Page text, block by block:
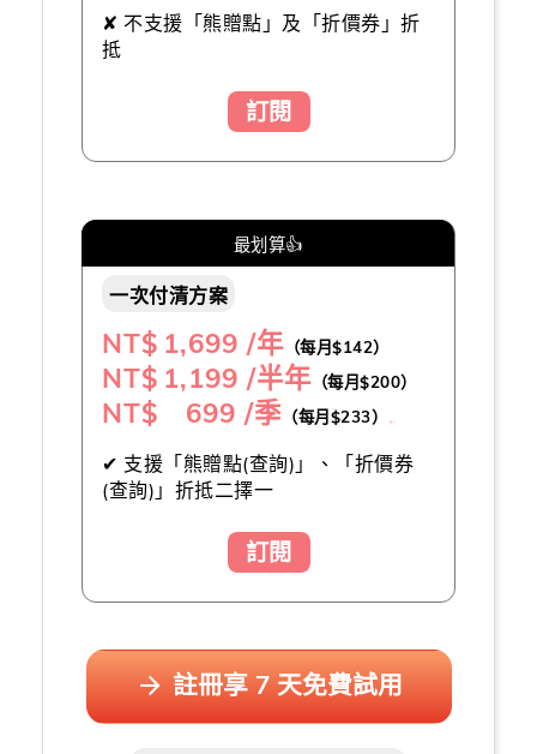
✘ 不支援「熊贈點」及「折價券」折
抵
訂閱
最划算👍
一次付清方案
NT$ 1,699 /年（每月$142）
NT$ 1,199 /半年（每月$200）
NT$ 699 /季 （每月$233）
✔ 支援「熊贈點(查詢)」、「折價券
(查詢)」折抵二擇一
訂閱
註冊享 7 天免費試用